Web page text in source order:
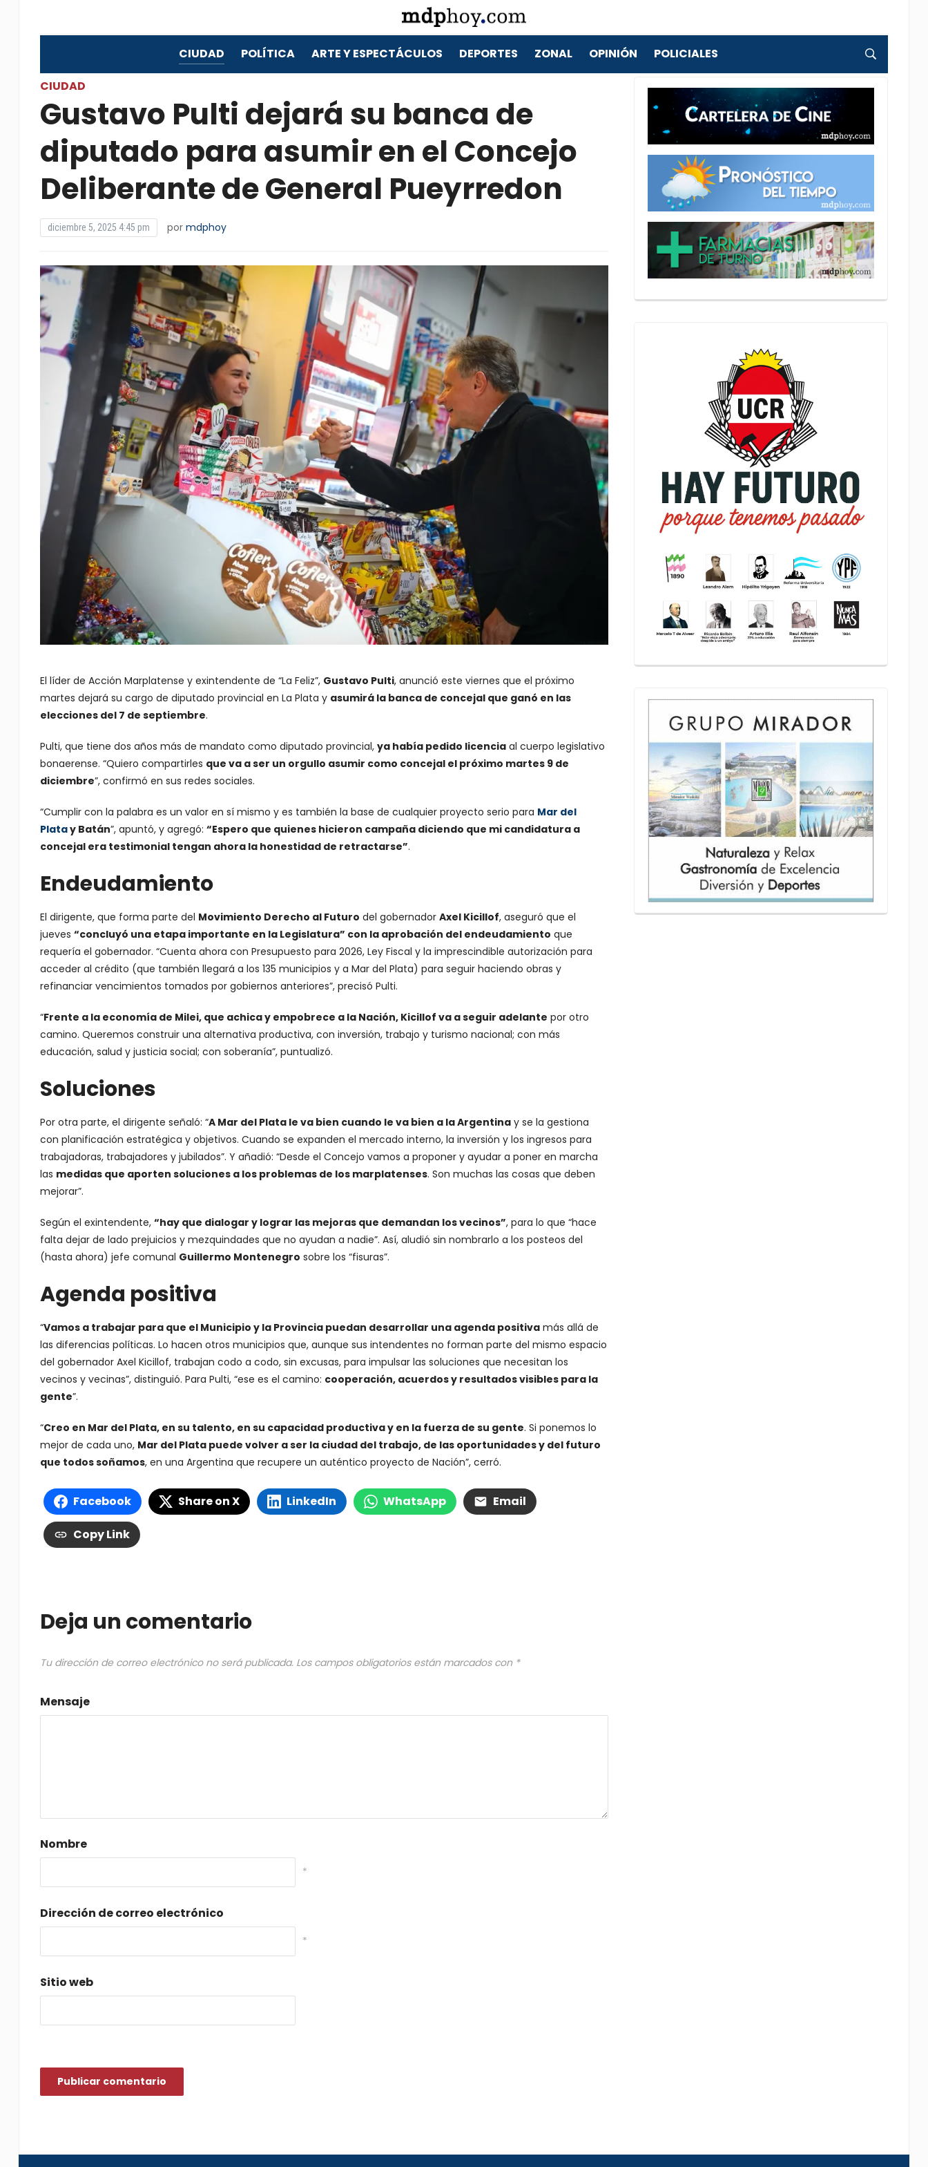
CIUDAD POLÍTICA ARTE Y ESPECTÁCULOS DEPORTES ZONAL OPINIÓN POLICIALES
CIUDAD
Gustavo Pulti dejará su banca de
diputado para asumir en el Concejo
Deliberante de General Pueyrredon
diciembre 5, 2025 4:45 pm por mdphoy
El líder de Acción Marplatense y exintendente de “La Feliz”, Gustavo Pulti, anunció este viernes que el próximo
martes dejará su cargo de diputado provincial en La Plata y asumirá la banca de concejal que ganó en las
elecciones del 7 de septiembre.
Pulti, que tiene dos años más de mandato como diputado provincial, ya había pedido licenciaal cuerpo legislativo
bonaerense. “Quiero compartirles que va a ser un orgullo asumir como concejal el próximo martes 9 de
diciembre”, confirmó en sus redes sociales.
“Cumplir con la palabra es un valor en sí mismo y es también la base de cualquier proyecto serio para Mar del
Platay Batán”, apuntó, y agregó: “Espero que quienes hicieron campaña diciendo que mi candidatura a
concejal era testimonial tengan ahora la honestidad de retractarse”.
Endeudamiento
El dirigente, que forma parte del Movimiento Derecho al Futuro del gobernador Axel Kicillof, aseguró que el
jueves “concluyó una etapa importante en la Legislatura” con la aprobación del endeudamiento que
requería el gobernador. “Cuenta ahora con Presupuesto para 2026, Ley Fiscal y la imprescindible autorización para
acceder al crédito (que también llegará a los 135 municipios y a Mar del Plata) para seguir haciendo obras y
refinanciar vencimientos tomados por gobiernos anteriores”, precisó Pulti.
“Frente a la economía de Milei, que achica y empobrece a la Nación, Kicillof va a seguir adelante por otro
camino. Queremos construir una alternativa productiva, con inversión, trabajo y turismo nacional; con más
educación, salud y justicia social; con soberanía”, puntualizó.
Soluciones
Por otra parte, el dirigente señaló: “A Mar del Plata le va bien cuando le va bien a la Argentinay se la gestiona
con planificación estratégica y objetivos. Cuando se expanden el mercado interno, la inversión y los ingresos para
trabajadoras, trabajadores y jubilados”. Y añadió: “Desde el Concejo vamos a proponer y ayudar a poner en marcha
las medidas que aporten soluciones a los problemas de los marplatenses. Son muchas las cosas que deben
mejorar”.
Según el exintendente, “hay que dialogar y lograr las mejoras que demandan los vecinos”, para lo que “hace
falta dejar de lado prejuicios y mezquindades que no ayudan a nadie”. Así, aludió sin nombrarlo a los posteos del
(hasta ahora) jefe comunal Guillermo Montenegro sobre los “fisuras”.
Agenda positiva
“Vamos a trabajar para que el Municipio y la Provincia puedan desarrollar una agenda positivamás allá de
las diferencias políticas. Lo hacen otros municipios que, aunque sus intendentes no forman parte del mismo espacio
del gobernador Axel Kicillof, trabajan codo a codo, sin excusas, para impulsar las soluciones que necesitan los
vecinos y vecinas”, distinguió. Para Pulti, “ese es el camino: cooperación, acuerdos y resultados visibles para la
gente”.
“Creo en Mar del Plata, en su talento, en su capacidad productiva y en la fuerza de su gente. Si ponemos lo
mejor de cada uno, Mar del Plata puede volver a ser la ciudad del trabajo, de las oportunidades y del futuro
que todos soñamos, en una Argentina que recupere un auténtico proyecto de Nación”, cerró.
Facebook Share on X LinkedIn WhatsApp Email
Copy Link
Deja un comentario
Tu dirección de correo electrónico no será publicada. Los campos obligatorios están marcados con *
Mensaje
Nombre
*
Dirección de correo electrónico
*
Sitio web